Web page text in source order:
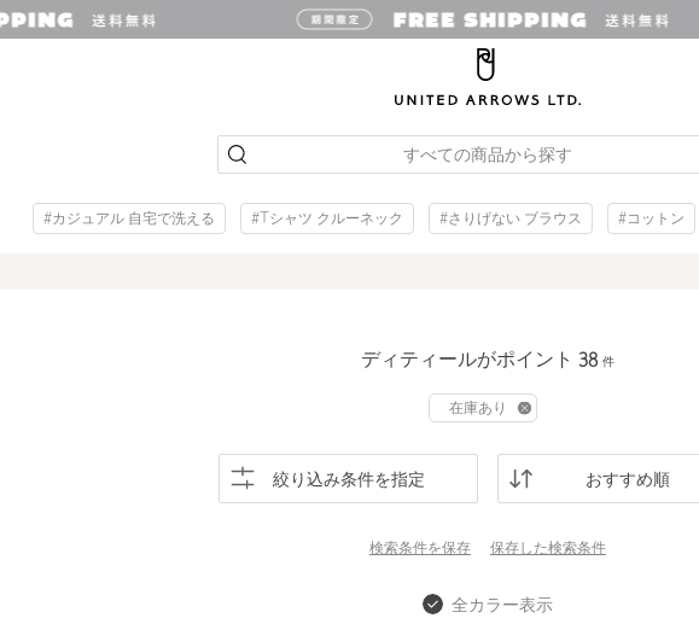
すべての商品から探す
#カジュアル 自宅で洗える #Tシャツ クルーネック #さりげない ブラウス #コットン
ディティールがポイント 38 件
在庫あり
絞り込み条件を指定 おすすめ順
検索条件を保存 保存した検索条件
全カラー表示